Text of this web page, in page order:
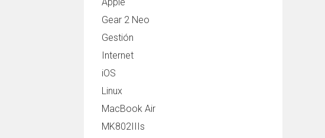
Gear 2 Neo
Gestión
Internet
iOS
Linux
MacBook Air
MK802IIIs